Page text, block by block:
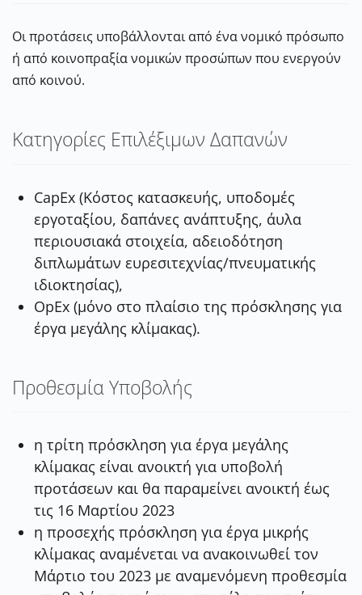
Οι προτάσεις υποβάλλονται από ένα νομικό πρόσωπο
ή από κοινοπραξία νομικών προσώπων που ενεργούν
από κοινού.
Κατηγορίες Επιλέξιμων Δαπανών
CapEx (Κόστος κατασκευής, υποδομές
εργοταξίου, δαπάνες ανάπτυξης, άυλα
περιουσιακά στοιχεία, αδειοδότηση
διπλωμάτων ευρεσιτεχνίας/πνευματικής
ιδιοκτησίας),
OpEx (μόνο στο πλαίσιο της πρόσκλησης για
έργα μεγάλης κλίμακας).
Προθεσμία Υποβολής
η τρίτη πρόσκληση για έργα μεγάλης
κλίμακας είναι ανοικτή για υποβολή
προτάσεων και θα παραμείνει ανοικτή έως
τις 16 Μαρτίου 2023
η προσεχής πρόσκληση για έργα μικρής
κλίμακας αναμένεται να ανακοινωθεί τον
Μάρτιο του 2023 με αναμενόμενη προθεσμία